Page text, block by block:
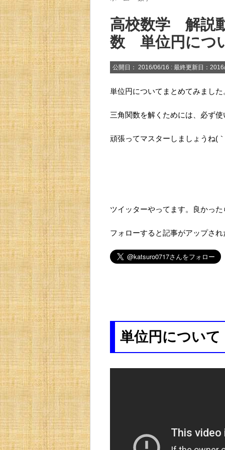
高校数学 解
数 単位円につ
公開日： 2016/06/16 : 最終更新日：
単位円についてまとめてみました
三角関数を解くためには、必ず
頑張ってマスターしましょうね(
ツイッターやってます。良かっ
フォローすると記事がアップさ
単位円について